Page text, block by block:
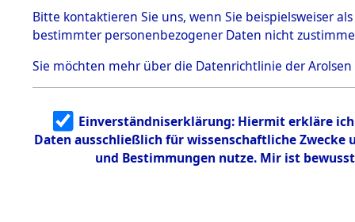
5.3.1 Alliierte
Erhebungen
zu
Todesmärsch
en
5.3.2
Identifizierun
5.3.3
Todesmärsch
Bitte kontaktieren Sie uns, wenn Sie beispielsweiser
bestimmter personenbezogener Daten nicht
Sie möchten mehr über die Datenrichtlinie der Arolsen
Einverständniserklärung: Hiermit erkläre
Daten ausschließlich für wissenschaftliche
und Bestimmungen nutze. Mir ist